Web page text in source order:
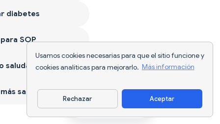
Usamos cookies necesarias para que el sitio funcione y
cookies analíticas para mejorarlo. Más información
Rechazar Aceptar
Descargar app
diabetes
SOP
saludable
sano